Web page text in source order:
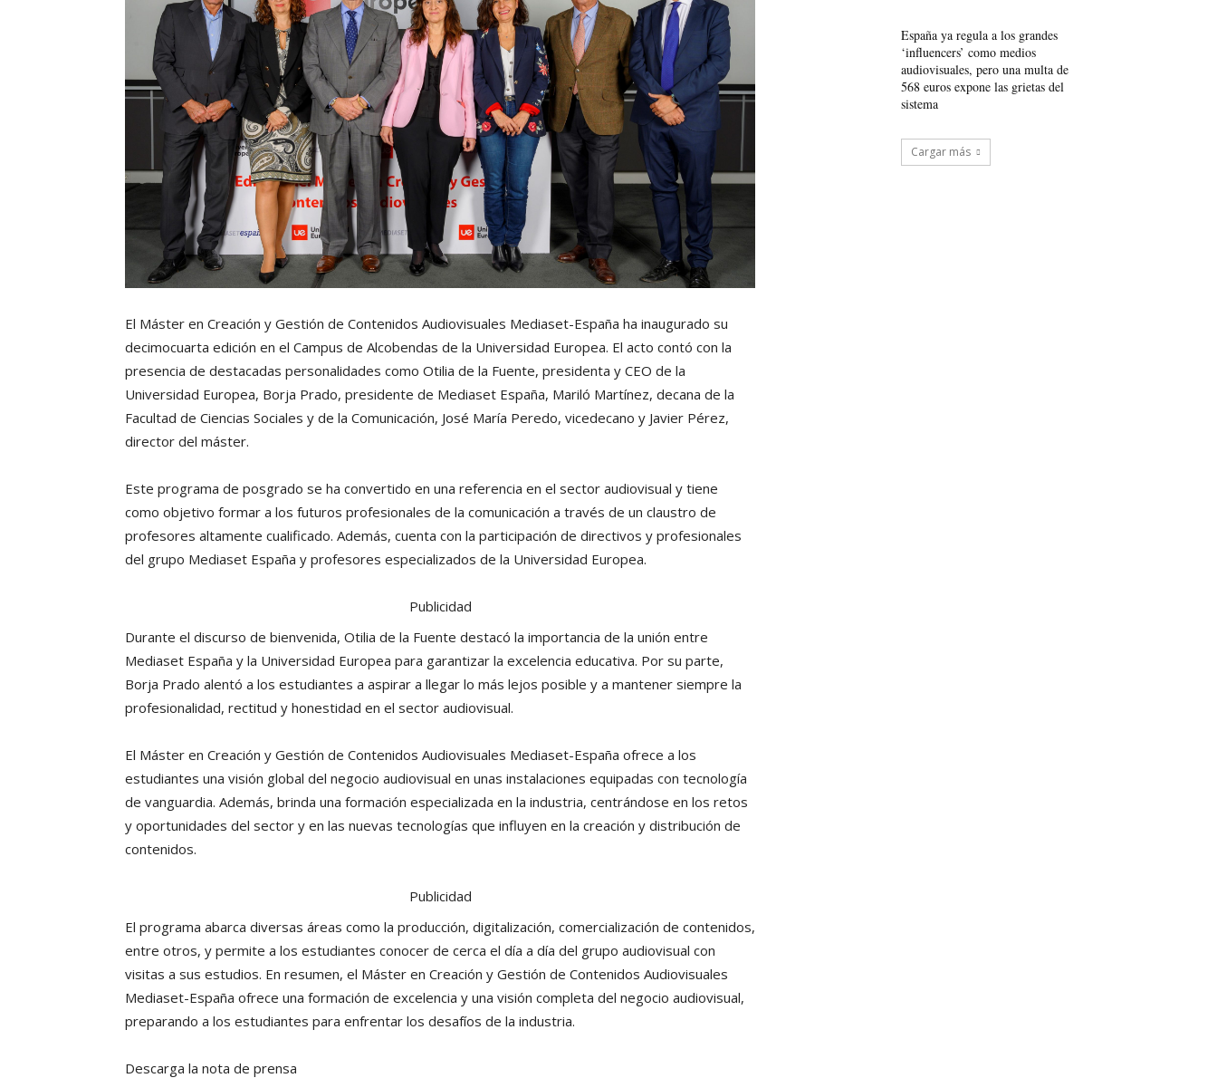
El Máster en Creación y Gestión de Contenidos Audiovisuales Mediaset-España ha inaugurado su
decimocuarta edición en el Campus de Alcobendas de la Universidad Europea. El acto contó con la
presencia de destacadas personalidades como Otilia de la Fuente, presidenta y CEO de la
Universidad Europea, Borja Prado, presidente de Mediaset España, Mariló Martínez, decana de la
Facultad de Ciencias Sociales y de la Comunicación, José María Peredo, vicedecano y Javier Pérez,
director del máster.
Este programa de posgrado se ha convertido en una referencia en el sector audiovisual y tiene
como objetivo formar a los futuros profesionales de la comunicación a través de un claustro de
profesores altamente cualificado. Además, cuenta con la participación de directivos y profesionales
del grupo Mediaset España y profesores especializados de la Universidad Europea.
Publicidad
Durante el discurso de bienvenida, Otilia de la Fuente destacó la importancia de la unión entre
Mediaset España y la Universidad Europea para garantizar la excelencia educativa. Por su parte,
Borja Prado alentó a los estudiantes a aspirar a llegar lo más lejos posible y a mantener siempre la
profesionalidad, rectitud y honestidad en el sector audiovisual.
El Máster en Creación y Gestión de Contenidos Audiovisuales Mediaset-España ofrece a los
estudiantes una visión global del negocio audiovisual en unas instalaciones equipadas con tecnología
de vanguardia. Además, brinda una formación especializada en la industria, centrándose en los retos
y oportunidades del sector y en las nuevas tecnologías que influyen en la creación y distribución de
contenidos.
Publicidad
El programa abarca diversas áreas como la producción, digitalización, comercialización de contenidos,
entre otros, y permite a los estudiantes conocer de cerca el día a día del grupo audiovisual con
visitas a sus estudios. En resumen, el Máster en Creación y Gestión de Contenidos Audiovisuales
Mediaset-España ofrece una formación de excelencia y una visión completa del negocio audiovisual,
preparando a los estudiantes para enfrentar los desafíos de la industria.
Descarga la nota de prensa
España ya regula a los grandes
‘influencers’ como medios
audiovisuales, pero una multa de
568 euros expone las grietas del
sistema
Cargar más